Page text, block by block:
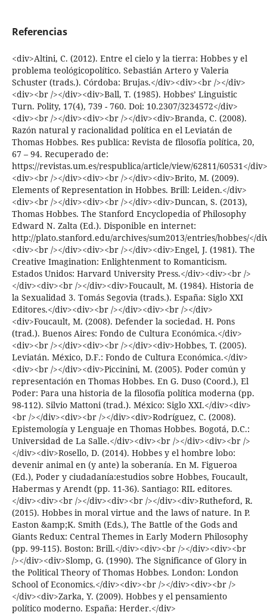
Referencias
<div>Altini, C. (2012). Entre el cielo y la tierra: Hobbes y el
problema teológicopolítico. Sebastián Artero y Valeria
Schuster (trads.). Córdoba: Brujas.</div><div><br /></div>
<div><br /></div><div>Ball, T. (1985). Hobbes’ Linguistic
Turn. Polity, 17(4), 739 - 760. Doi: 10.2307/3234572</div>
<div><br /></div><div><br /></div><div>Branda, C. (2008).
Razón natural y racionalidad política en el Leviatán de
Thomas Hobbes. Res publica: Revista de filosofía política, 20,
67 – 94. Recuperado de:
https://revistas.um.es/respublica/article/view/62811/60531</div>
<div><br /></div><div><br /></div><div>Brito, M. (2009).
Elements of Representation in Hobbes. Brill: Leiden.</div>
<div><br /></div><div><br /></div><div>Duncan, S. (2013),
Thomas Hobbes. The Stanford Encyclopedia of Philosophy
Edward N. Zalta (Ed.). Disponible en internet:
http://plato.stanford.edu/archives/sum2013/entries/hobbes/</
<div><br /></div><div><br /></div><div>Engel, J. (1981). The
Creative Imagination: Enlightenment to Romanticism.
Estados Unidos: Harvard University Press.</div><div><br />
</div><div><br /></div><div>Foucault, M. (1984). Historia de
la Sexualidad 3. Tomás Segovia (trads.). España: Siglo XXI
Editores.</div><div><br /></div><div><br /></div>
<div>Foucault, M. (2008). Defender la sociedad. H. Pons
(trad.). Buenos Aires: Fondo de Cultura Económica.</div>
<div><br /></div><div><br /></div><div>Hobbes, T. (2005).
Leviatán. México, D.F.: Fondo de Cultura Económica.</div>
<div><br /></div><div>Piccinini, M. (2005). Poder común y
representación en Thomas Hobbes. En G. Duso (Coord.), El
Poder: Para una historia de la filosofía política moderna (pp.
98-112). Silvio Mattoni (trad.). México: Siglo XXI.</div><div>
<br /></div><div><br /></div><div>Rodríguez, C. (2008).
Epistemología y Lenguaje en Thomas Hobbes. Bogotá, D.C.:
Universidad de La Salle.</div><div><br /></div><div><br />
</div><div>Rosello, D. (2014). Hobbes y el hombre lobo:
devenir animal en (y ante) la soberanía. En M. Figueroa
(Ed.), Poder y ciudadanía:estudios sobre Hobbes, Foucault,
Habermas y Arendt (pp. 11-36). Santiago: RIL editores.
</div><div><br /></div><div><br /></div><div>Rutheford, R.
(2015). Hobbes in moral virtue and the laws of nature. In P.
Easton &amp;K. Smith (Eds.), The Battle of the Gods and
Giants Redux: Central Themes in Early Modern Philosophy
(pp. 99-115). Boston: Brill.</div><div><br /></div><div><br
/></div><div>Slomp, G. (1990). The Significance of Glory in
the Political Theory of Thomas Hobbes. London: London
School of Economics.</div><div><br /></div><div><br />
</div><div>Zarka, Y. (2009). Hobbes y el pensamiento
político moderno. España: Herder.</div>